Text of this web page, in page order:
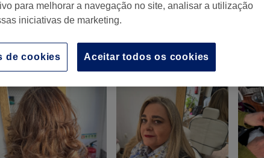
para melhorar a navegação no site, analisar a utilização
iniciativas de marketing.
Aceitar todos os cookies
de cookies